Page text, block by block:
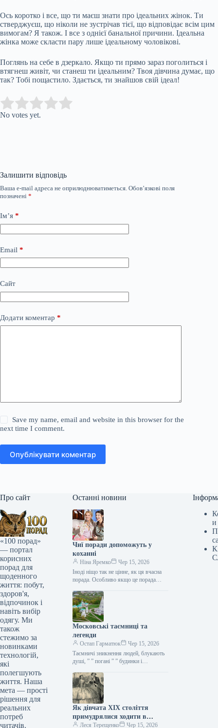
Ось коротко і все, що ти маєш знати про ідеальних жінок. Ти
стверджуєш, що ніколи не зустрічав тієї, що відповідає всім цим
вимогам? Я також. І все з однієї банальної причини. Ідеальна
жінка може скласти пару лише ідеальному чоловікові.
Поглянь на себе в дзеркало. Якщо ти прямо зараз поголиться і
втягнеш живіт, чи станеш ти ідеальним? Твоя дівчина думає, що
так? Тобі пощастило. Здається, ти знайшов свій ідеал!
Rate this item:
No votes yet.
Залишити відповідь
Ваша e-mail адреса не оприлюднюватиметься. Обов’язкові поля
позначені *
Ім’я *
Email *
Сайт
Додати коментар *
Save my name, email and website in this browser for the
next time I comment.
Опублікувати коментар
Про сайт
«100 порад»
— портал
корисних
порад для
щоденного
життя: побут,
здоров'я,
відпочинок і
навіть вибір
одягу. Ми
також
стежимо за
новинками
технологій,
які
полегшують
життя. Наша
мета — прості
рішення для
реальних
потреб
читачів.
Останні новини
Чиї поради допоможуть у
коханні
Ніна Яремко
Чер 15, 2026
Іноді ніщо так не цінне, як ця вчасна
порада. Особливо якщо це порада
косметолога, тренера, стиліста…
Московські таємниці та
легенди
Остап Гарматюк
Чер 15, 2026
Таємничі зникнення людей, блукають
душі, ” ” погані ” ” будинки і
Щоб…
Як дівчата XIX століття
примудрялися ходити в
туалет у спідницях
Леся Терещенко Чер 15, 2026
и